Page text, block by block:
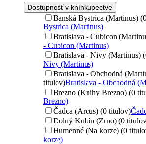
Dostupnosť v kníhkupectve
Banská Bystrica (Martinus)
Bystrica (Martinus)
Bratislava - Cubicon
- Cubicon (Martinus)
Bratislava - Nivy (Martinus)
Nivy (Martinus)
Bratislava - Obchodná
titulov)Bratislava - Obchodná
Brezno (Knihy Brezno) (0
Brezno)
Čadca (Arcus) (0 titulov)
Dolný Kubín (Zrno) (0
Humenné (Na korze) (0
korze)